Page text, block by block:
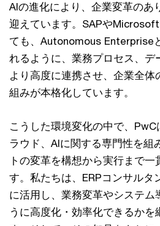
AIの進化により、企業変革のあ
迎えています。SAPや
ても、Autonomous Enterprise
れるように、業務プロセス、デ
より高度に連携させ、企業全体
組みが本格化しています。
こうした環境変化の中で、
ラウド、AIに関する専門性を組
トの変革を構想から実行まで一
す。私たちは、ERPコンサルタ
に活用し、業務変革やシステム
うに高度化・効率化できるかを